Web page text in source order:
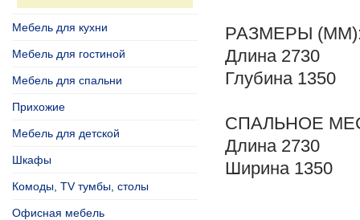
Мебель для кухни
Мебель для гостиной
Мебель для спальни
Прихожие
Мебель для детской
Шкафы
Комоды, TV тумбы, столы
Офисная мебель
РАЗМЕРЫ
Длина 2730
Глубина 1350
СПАЛЬНОЕ
Длина 2730
Ширина 1350